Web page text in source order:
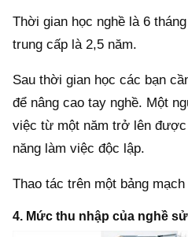
Thời gian học nghề là 6
trung cấp là 2,5 năm.
Sau thời gian học các bạn
để nâng cao tay nghề. Một
việc từ một năm trở lên
năng làm việc độc lập.
Thao tác trên một bảng
4. Mức thu nhập của nghề